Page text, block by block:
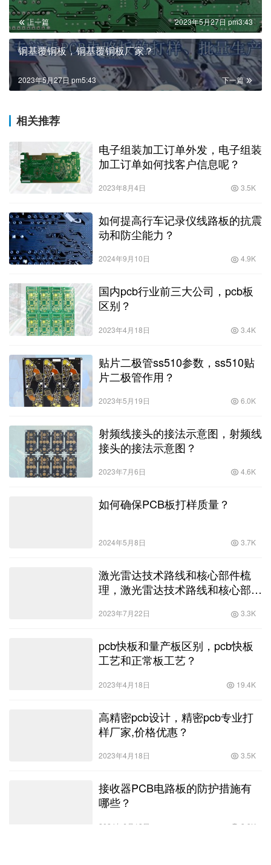
上一篇 2023年5月27日 pm3:43
铜基覆铜板，铜基覆铜板厂家？
下一篇
2023年5月27日 pm5:43
相关推荐
电子组装加工订单外发，电子组装
加工订单如何找客户信息呢？
2023年8月4日 3.5K
如何提高行车记录仪线路板的抗震
动和防尘能力？
2024年9月10日 4.9K
国内pcb行业前三大公司，pcb板
区别？
2023年4月18日 3.4K
贴片二极管ss510参数，ss510贴
片二极管作用？
2023年5月19日 6.0K
射频线接头的接法示意图，射频线
接头的接法示意图？
2023年7月6日 4.6K
如何确保PCB板打样质量？
2024年5月8日 3.7K
激光雷达技术路线和核心部件梳
理，激光雷达技术路线和核心部件
2023年7月22日 3.3K
pcb快板和量产板区别，pcb快板
工艺和正常板工艺？
2023年4月18日 19.4K
高精密pcb设计，精密pcb专业打
样厂家,价格优惠？
2023年4月18日 3.5K
接收器PCB电路板的防护措施有
哪些？
2024年6月13日 3.9K